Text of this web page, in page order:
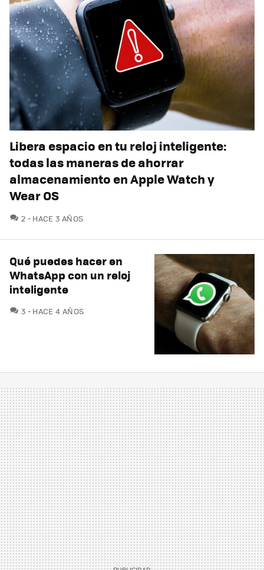
Libera espacio en tu reloj inteligente:
todas las maneras de ahorrar
almacenamiento en Apple Watch y
Wear OS
2 COMENTARIOS
HACE 3 AÑOS
Qué puedes hacer en
WhatsApp con un reloj
inteligente
3 COMENTARIOS
HACE 4 AÑOS